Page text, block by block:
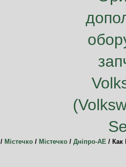
/ Містечко/ Містечко/ Дніпро-АЕ / Как